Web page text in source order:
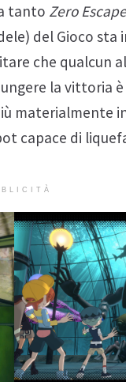
tanto Zero Escape
del Gioco
che qualcun
la vittoria
materialmente
capace di